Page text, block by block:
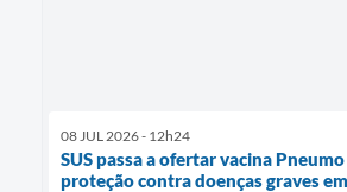
08 JUL 2026 - 12h24
SUS passa a ofertar vacina
proteção contra doenças graves